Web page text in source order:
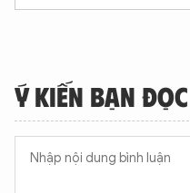
Ý KIẾN BẠN ĐỌC